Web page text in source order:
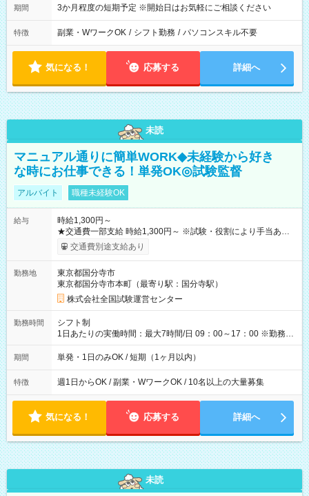
期間 3か月程度の短期予定 ※開始日はお気軽にご相談ください
特徴 副業・WワークOK / シフト勤務 / パソコンスキル不要
気になる！ 応募する 詳細へ
未読
マニュアル通りに簡単WORK◆未経験から好き
な時にお仕事できる！単発OK◎試験監督
アルバイト 職種未経験OK
給与
時給1,300円～
★交通費一部支給 時給1,300円～ ※試験・役割により手当あり
※勤務回数により昇給あり 【即給（前払い）オプションあ
り！】 希望される場合、勤務から1週間ほどで給与の一部を受け
例】 ・河合塾模擬試験 8:30～17:30（休憩1時間） 時給1,300円
×8時間＝日収10,400円＋交通費 ※当日の役割により時給＋100
円の場合あり ・国家試験 7:00～13:30（休憩なし） 時給1,300
円（役割手当＋100円）×6時間＝日収8,400円＋交通費 【試用期
間】試用期間なし
交通費別途支給あり
勤務地
東京都国分寺市
東京都国分寺市本町（最寄り駅：国分寺駅）
株式会社全国試験運営センター
勤務時間
シフト制
1日あたりの実働時間：最大7時間/日 09：00～17：00 ※勤務時
間は 試験により異なります。
期間 単発・1日のみOK / 短期（1ヶ月以内）
特徴 週1日からOK / 副業・WワークOK / 10名以上の大量募集
気になる！ 応募する 詳細へ
未読